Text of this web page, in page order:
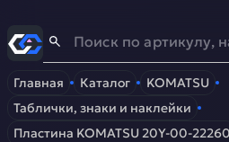
Спец-Страж- Запчасти для
Главная Каталог
KOMATSU
Таблички, знаки и наклейки
Пластина KOMATSU 20Y-00-22260